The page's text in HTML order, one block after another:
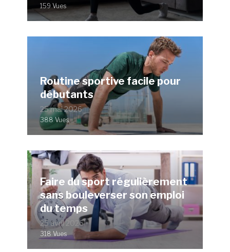
159 Vues
Routine sportive facile pour
débutants
25 mai 2026
388 Vues
Faire du sport régulièrement
sans bouleverser son emploi
du temps
25 avril 2026
318 Vues